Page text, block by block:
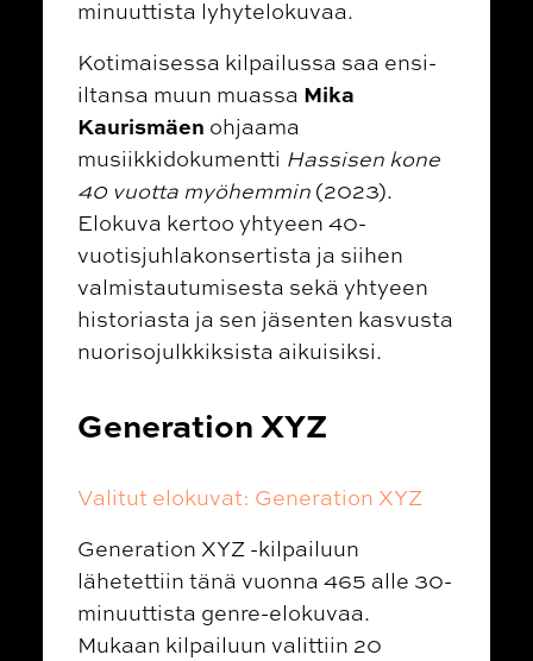
minuuttista lyhytelokuvaa.
Kotimaisessa kilpailussa saa ensi-
iltansa muun muassa Mika
Kaurismäen ohjaama
musiikkidokumentti Hassisen kone
40 vuotta myöhemmin (2023).
Elokuva kertoo yhtyeen 40-
vuotisjuhlakonsertista ja siihen
valmistautumisesta sekä yhtyeen
historiasta ja sen jäsenten kasvusta
nuorisojulkkiksista aikuisiksi.
Generation XYZ
Valitut elokuvat: Generation XYZ
Generation XYZ -kilpailuun
lähetettiin tänä vuonna 465 alle 30-
minuuttista genre-elokuvaa.
Mukaan kilpailuun valittiin 20